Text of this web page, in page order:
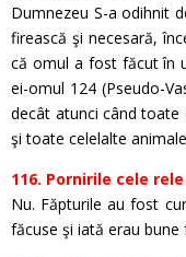
Dumnezeu S-a odihnit
firească şi necesară,
că omul a fost făcut în
ei-omul 124 (Pseudo-
decât atunci când toate
şi toate celelalte
116. Pornirile cele
Nu. Făpturile au fost
făcuse şi iată erau bune